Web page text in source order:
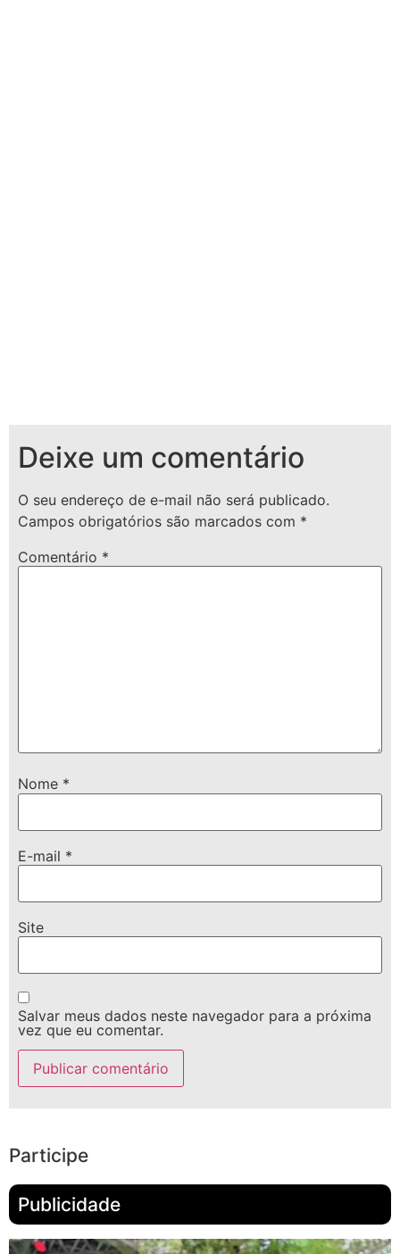
Deixe um comentário
O seu endereço de e-mail não será publicado.
Campos obrigatórios são marcados com *
Comentário *
Nome *
E-mail *
Site
Salvar meus dados neste navegador para a próxima
vez que eu comentar.
Participe
Publicidade